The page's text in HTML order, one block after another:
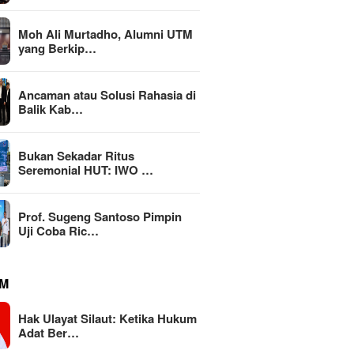
Moh Ali Murtadho, Alumni UTM
yang Berkip…
Ancaman atau Solusi Rahasia di
Balik Kab…
Bukan Sekadar Ritus
Seremonial HUT: IWO …
Prof. Sugeng Santoso Pimpin
Uji Coba Ric…
Hak Ulayat Silaut: Ketika Hukum
Adat Ber…